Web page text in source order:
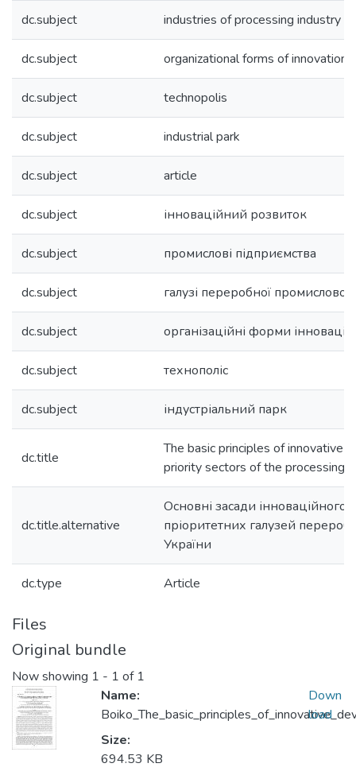
dc.subject industries of processing industry
dc.subject organizational forms of innovation
dc.subject technopolis
dc.subject industrial park
dc.subject article
dc.subject інноваційний розвиток
dc.subject промислові підприємства
dc.subject галузі переробної
dc.subject організаційні форми
dc.subject технополіс
dc.subject індустріальний парк
dc.title
The basic principles of innovative
priority sectors of the processing
dc.title.alternative
Основні засади інноваційного
пріоритетних галузей
України
dc.type Article
Files
Original bundle
Now showing 1 - 1 of 1
Name:
Size:
694.53 KB
Down
load